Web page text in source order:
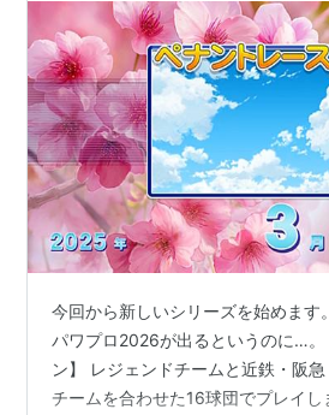
今回から新しいシリーズを始めます
パワプロ2026が出るというのに…。
ン】 レジェンドチームと近鉄・阪
チームを合わせた16球団でプレイ